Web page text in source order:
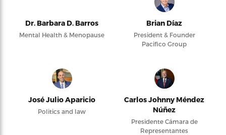
Dr. Barbara D. Barros
Mental Health & Menopause
Brian Díaz
President & Founder
Pacifico Group
José Julio Aparicio
Politics and law
Carlos Johnny Méndez
Núñez
Presidente Cámara de
Representantes